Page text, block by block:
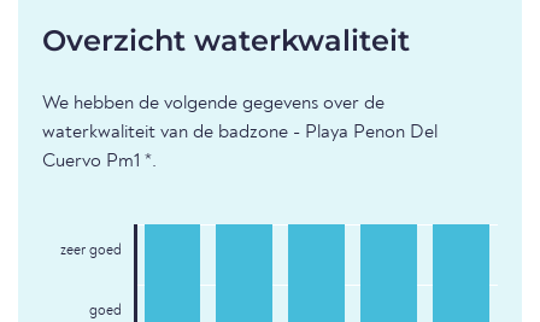
Overzicht waterkwaliteit
We hebben de volgende gegevens over de
waterkwaliteit van de badzone - Playa Penon Del
Cuervo Pm1 *.
zeer goed
goed